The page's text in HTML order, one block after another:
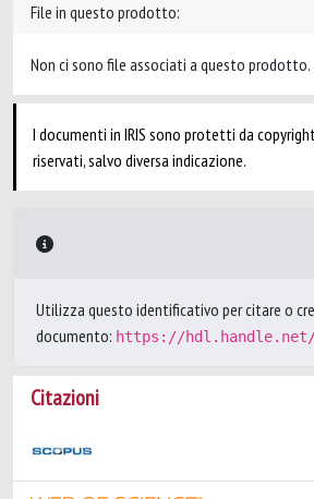
File in questo prodotto:
Non ci sono file associati a questo prodotto.
I documenti in IRIS sono protetti da
riservati, salvo diversa indicazione.
Utilizza questo identificativo per citare o
documento: https://hdl.handle.net/
Citazioni